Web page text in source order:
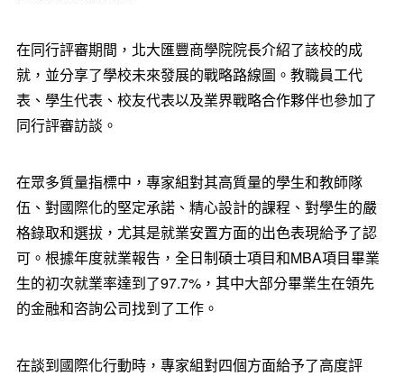
在同行評審期間，北大匯豐商學院院長介紹了該校的成
就，並分享了學校未來發展的戰略路線圖。教職員工代
表、學生代表、校友代表以及業界戰略合作夥伴也參加了
同行評審訪談。
在眾多質量指標中，專家組對其高質量的學生和教師隊
伍、對國際化的堅定承諾、精心設計的課程、對學生的嚴
格錄取和選拔，尤其是就業安置方面的出色表現給予了認
可。根據年度就業報告， 全日制碩士項目和MBA項目畢業
生的初次就業率達到了97.7%，其中大部分畢業生在領先
的金融和咨詢公司找到了工作。
在談到國際化行動時，專家組對四個方面給予了高度評